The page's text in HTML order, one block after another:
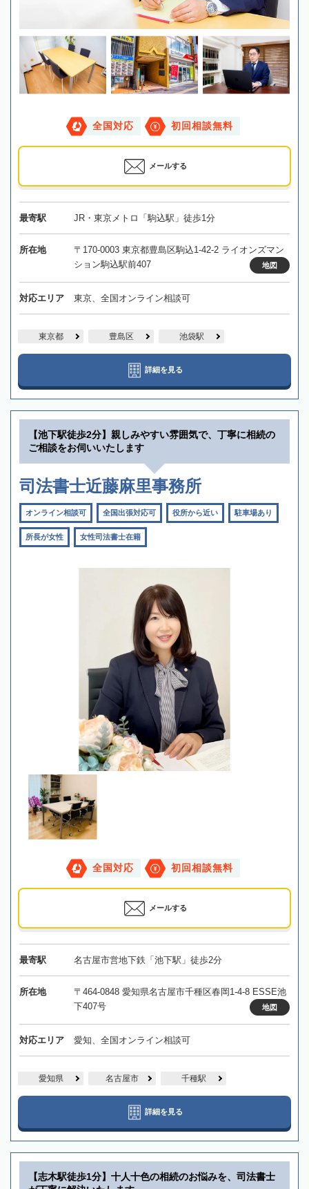
全国対応 初回相談無料
メールする
最寄駅 JR・東京メトロ「駒込駅」徒歩1分
所在地
〒170-0003 東京都豊島区駒込1-42-2 ライオンズマン
ション駒込駅前407
地図
対応エリア 東京、全国オンライン相談可
東京都 豊島区 池袋駅
詳細を見る
【池下駅徒歩2分】親しみやすい雰囲気で、丁寧に相続の
ご相談をお伺いいたします
司法書士近藤麻里事務所
オンライン相談可 全国出張対応可 役所から近い 駐車場あり
所長が女性 女性司法書士在籍
全国対応 初回相談無料
メールする
最寄駅 名古屋市営地下鉄「池下駅」徒歩2分
所在地
〒464-0848 愛知県名古屋市千種区春岡1-4-8 ESSE池
下407号
地図
対応エリア 愛知、全国オンライン相談可
愛知県 名古屋市 千種駅
詳細を見る
【志木駅徒歩1分】十人十色の相続のお悩みを、司法書士